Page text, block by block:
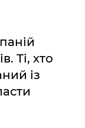
Ті, хто
із